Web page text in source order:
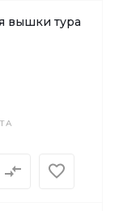
вышки тура